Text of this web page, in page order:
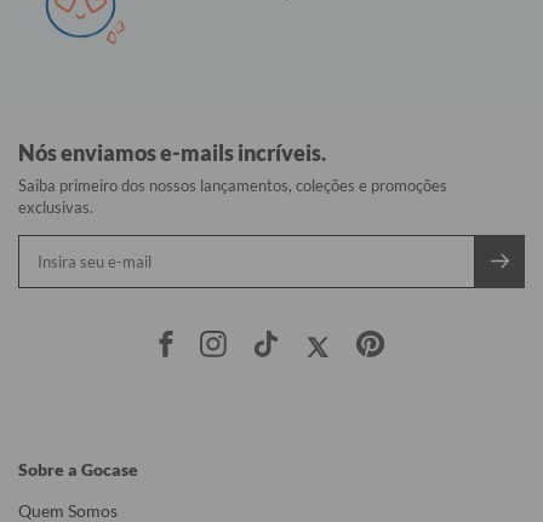
Nós enviamos e-mails incríveis.
Saiba primeiro dos nossos lançamentos, coleções e promoções
exclusivas.
Sobre a Gocase
Quem Somos